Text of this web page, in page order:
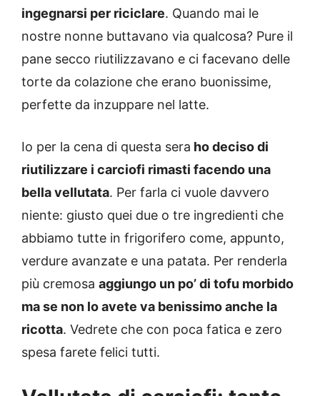
ingegnarsi per riciclare. Quando mai le
nostre nonne buttavano via qualcosa? Pure il
pane secco riutilizzavano e ci facevano delle
torte da colazione che erano buonissime,
perfette da inzuppare nel latte.
Io per la cena di questa sera ho deciso di
riutilizzare i carciofi rimasti facendo una
bella vellutata. Per farla ci vuole davvero
niente: giusto quei due o tre ingredienti che
abbiamo tutte in frigorifero come, appunto,
verdure avanzate e una patata. Per renderla
più cremosa aggiungo un po’ di tofu morbido
ma se non lo avete va benissimo anche la
ricotta. Vedrete che con poca fatica e zero
spesa farete felici tutti.